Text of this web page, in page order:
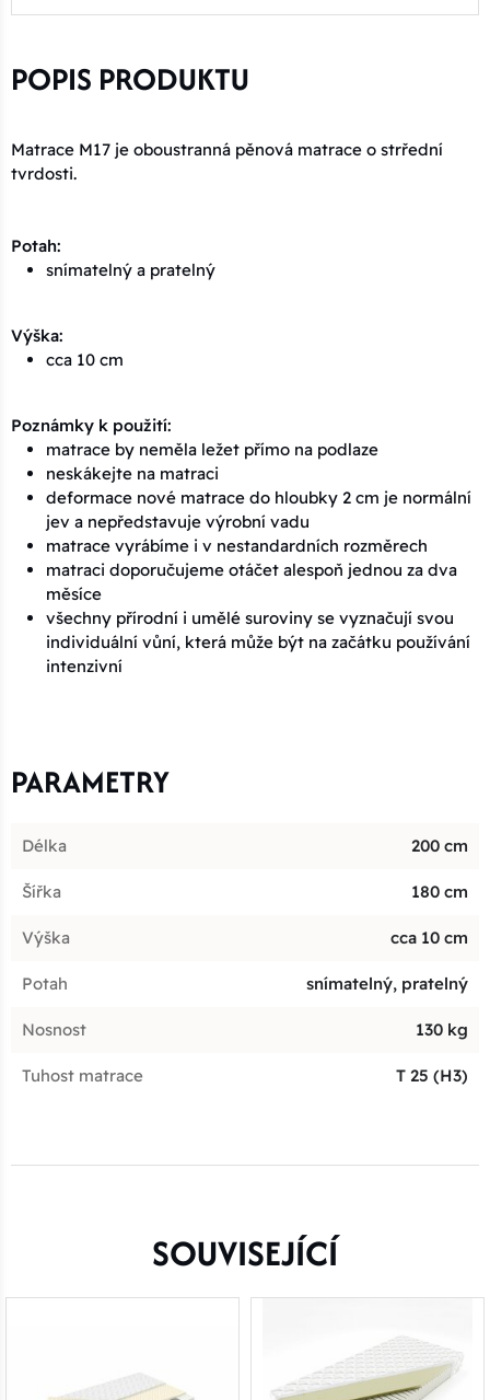
POPIS PRODUKTU
Matrace M17 je oboustranná pěnová matrace o strřední
tvrdosti.
Potah:
snímatelný a pratelný
Výška:
cca 10 cm
Poznámky k použití:
matrace by neměla ležet přímo na podlaze
neskákejte na matraci
deformace nové matrace do hloubky 2 cm je normální
jev a nepředstavuje výrobní vadu
matrace vyrábíme i v nestandardních rozměrech
matraci doporučujeme otáčet alespoň jednou za dva
měsíce
všechny přírodní i umělé suroviny se vyznačují svou
individuální vůní, která může být na začátku používání
intenzivní
PARAMETRY
Délka 200 cm
Šířka 180 cm
Výška cca 10 cm
Potah snímatelný, pratelný
Nosnost 130 kg
Tuhost matrace T 25 (H3)
SOUVISEJÍCÍ